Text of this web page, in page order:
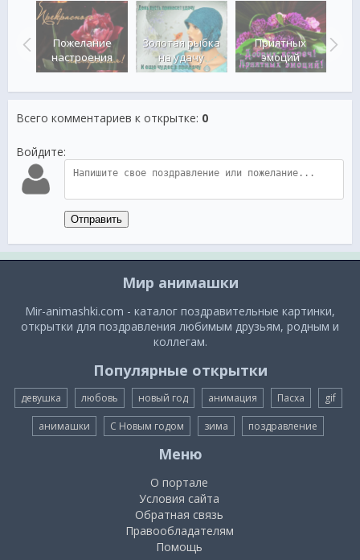
Пожелание
настроения
Золотая рыбка
на удачу
Приятных
эмоций
Всего комментариев к открытке: 0
Войдите:
Отправить
Мир анимашки
Mir-animashki.com - каталог поздравительные картинки,
открытки для поздравления любимым друзьям, родным и
коллегам.
Популярные открытки
девушка любовь новый год анимация Пасха gif
анимашки С Новым годом зима поздравление
Меню
О портале
Условия сайта
Обратная связь
Правообладателям
Помощь